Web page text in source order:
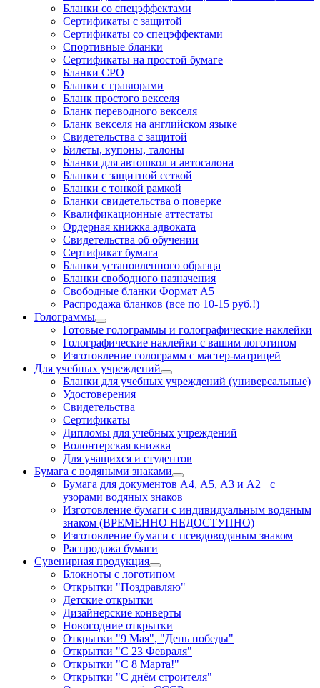
Бланки со спецэффектами
Сертификаты с защитой
Сертификаты со спецэффектами
Спортивные бланки
Cертификаты на простой бумаге
Бланки СРО
Бланки с гравюрами
Бланк простого векселя
Бланк переводного векселя
Бланк векселя на английском языке
Свидетельства с защитой
Билеты, купоны, талоны
Бланки для автошкол и автосалона
Бланки с защитной сеткой
Бланки с тонкой рамкой
Бланки свидетельства о поверке
Квалификационные аттестаты
Ордерная книжка адвоката
Свидетельства об обучении
Сертификат бумага
Бланки установленного образца
Бланки свободного назначения
Свободные бланки Формат А5
Распродажа бланков (все по 10-15 руб.!)
Голограммы
Готовые голограммы и голографические наклейки
Голографические наклейки с вашим логотипом
Изготовление голограмм с мастер-матрицей
Для учебных учреждений
Бланки для учебных учреждений (универсальные)
Удостоверения
Свидетельства
Сертификаты
Дипломы для учебных учреждений
Волонтерская книжка
Для учащихся и студентов
Бумага с водяными знаками
Бумага для документов А4, А5, А3 и А2+ с
узорами водяных знаков
Изготовление бумаги с индивидуальным водяным
знаком (ВРЕМЕННО НЕДОСТУПНО)
Изготовление бумаги с псевдоводяным знаком
Распродажа бумаги
Сувенирная продукция
Блокноты с логотипом
Открытки "Поздравляю"
Детские открытки
Дизайнерские конверты
Новогодние открытки
Открытки "9 Мая", "День победы"
Открытки "С 23 Февраля"
Открытки "С 8 Марта!"
Открытки "С днём строителя"